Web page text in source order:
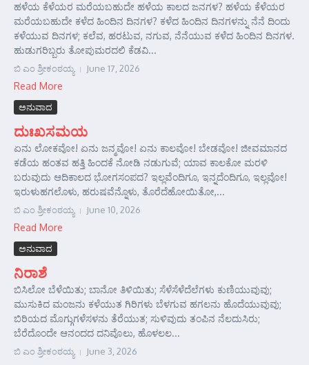
ಹಳೆಯ ಕೆಳೆಯರ ಮರೆಯಬಹುದೇ ಹಳೆಯ ಕಾಲದ ಜನಗಳ? ಹಳೆಯ ಕೆಳೆಯರ
ಮರೆಯಬಹುದೇ ಕಳೆದ ಹಿಂದಿನ ದಿನಗಳ? ಕಳೆದ ಹಿಂದಿನ ದಿನಗಳನ್ನು ನೆನೆ ದಿಂದು
ಕಳೆಯುವ ದಿನಗಳ; ಕಲೆವ, ಹರಟುವ, ನಗುವ, ನೆನೆಯುವ ಕಳೆದ ಹಿಂದಿನ ದಿನಗಳ.
ಹುಡುಗರಿಬ್ಬರು ತೋಪುಮರದಲಿ ಕೆಡವಿ...
ಬಿ ಎಂ ಶ್ರೀಕಂಠಯ್ಯ June 17, 2026
Read More
ಅನುವಾದ
ದುಃಖಸಮಯ
ಏನು ಲೋಕವೋ! ಏನು ಜನ್ಮವೋ! ಏನು ಕಾಲವೋ! ಬೇಡವೋ! ಜೀವಮಾನದ
ಕಡೆಯ ಹಂತವ ಹತ್ತಿ ಹಿಂದಕೆ ನೋಡಿ ನಡುಗುವೆ; ಯಾವ ಕಾಲಕೋ ಮರಳಿ
ಬರುವುದು ಆದಿಕಾಲದ ಭೋಗಸಂಪದ? ಇಲ್ಲವೆಂದಿಗೂ, ಇನ್ನದೆಂದಿಗೂ, ಇಲ್ಲವೋ!
ಇರುಳುಹಗಲೊಳು, ಹರುಷವೆನ್ನೊಳು, ತೊರೆದೆಹೋಯಿತೋ,...
ಬಿ ಎಂ ಶ್ರೀಕಂಠಯ್ಯ June 10, 2026
Read More
ಅನುವಾದ
ನಿರಾಶೆ
ಬಿಸಿಲೋ ಬೆಳೆಯಿತು; ಬಾನೋ ತಿಳಿಯಿತು; ಸೆಳೆಸೆಳೆದೆಲೆಗಳು ಕುಣಿಯುವುವು;
ಮುಸುಕಿದ ಮಂಜನು ಕಳೆಯುತ ಗಿರಿಗಳು ಬೆಳಗುವ ಹಗಲನು ಹೊದೆಯುವುವು;
ಬಿರಿಯದ ಮೊಗ್ಗುಗಳೆಸಳನು ತೆರೆಯುತ; ಸುಳಿವುದು ತಂಪಿನ ನೆಲದುಸಿರು;
ಬೆರೆದೊಂದೇ ಆನಂದದ ದನಿವೊಲು, ಹೊಳಲಲ...
ಬಿ ಎಂ ಶ್ರೀಕಂಠಯ್ಯ June 3, 2026